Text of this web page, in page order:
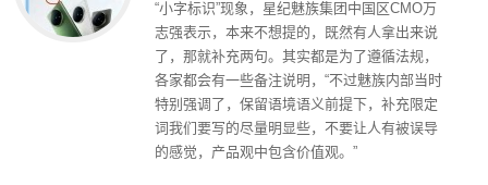
“小字标识”现象，星纪魅族集团中国区CMO万
志强表示，本来不想提的，既然有人拿出来说
了，那就补充两句。其实都是为了遵循法规，
各家都会有一些备注说明，“不过魅族内部当时
特别强调了，保留语境语义前提下，补充限定
词我们要写的尽量明显些，不要让人有被误导
的感觉，产品观中包含价值观。”